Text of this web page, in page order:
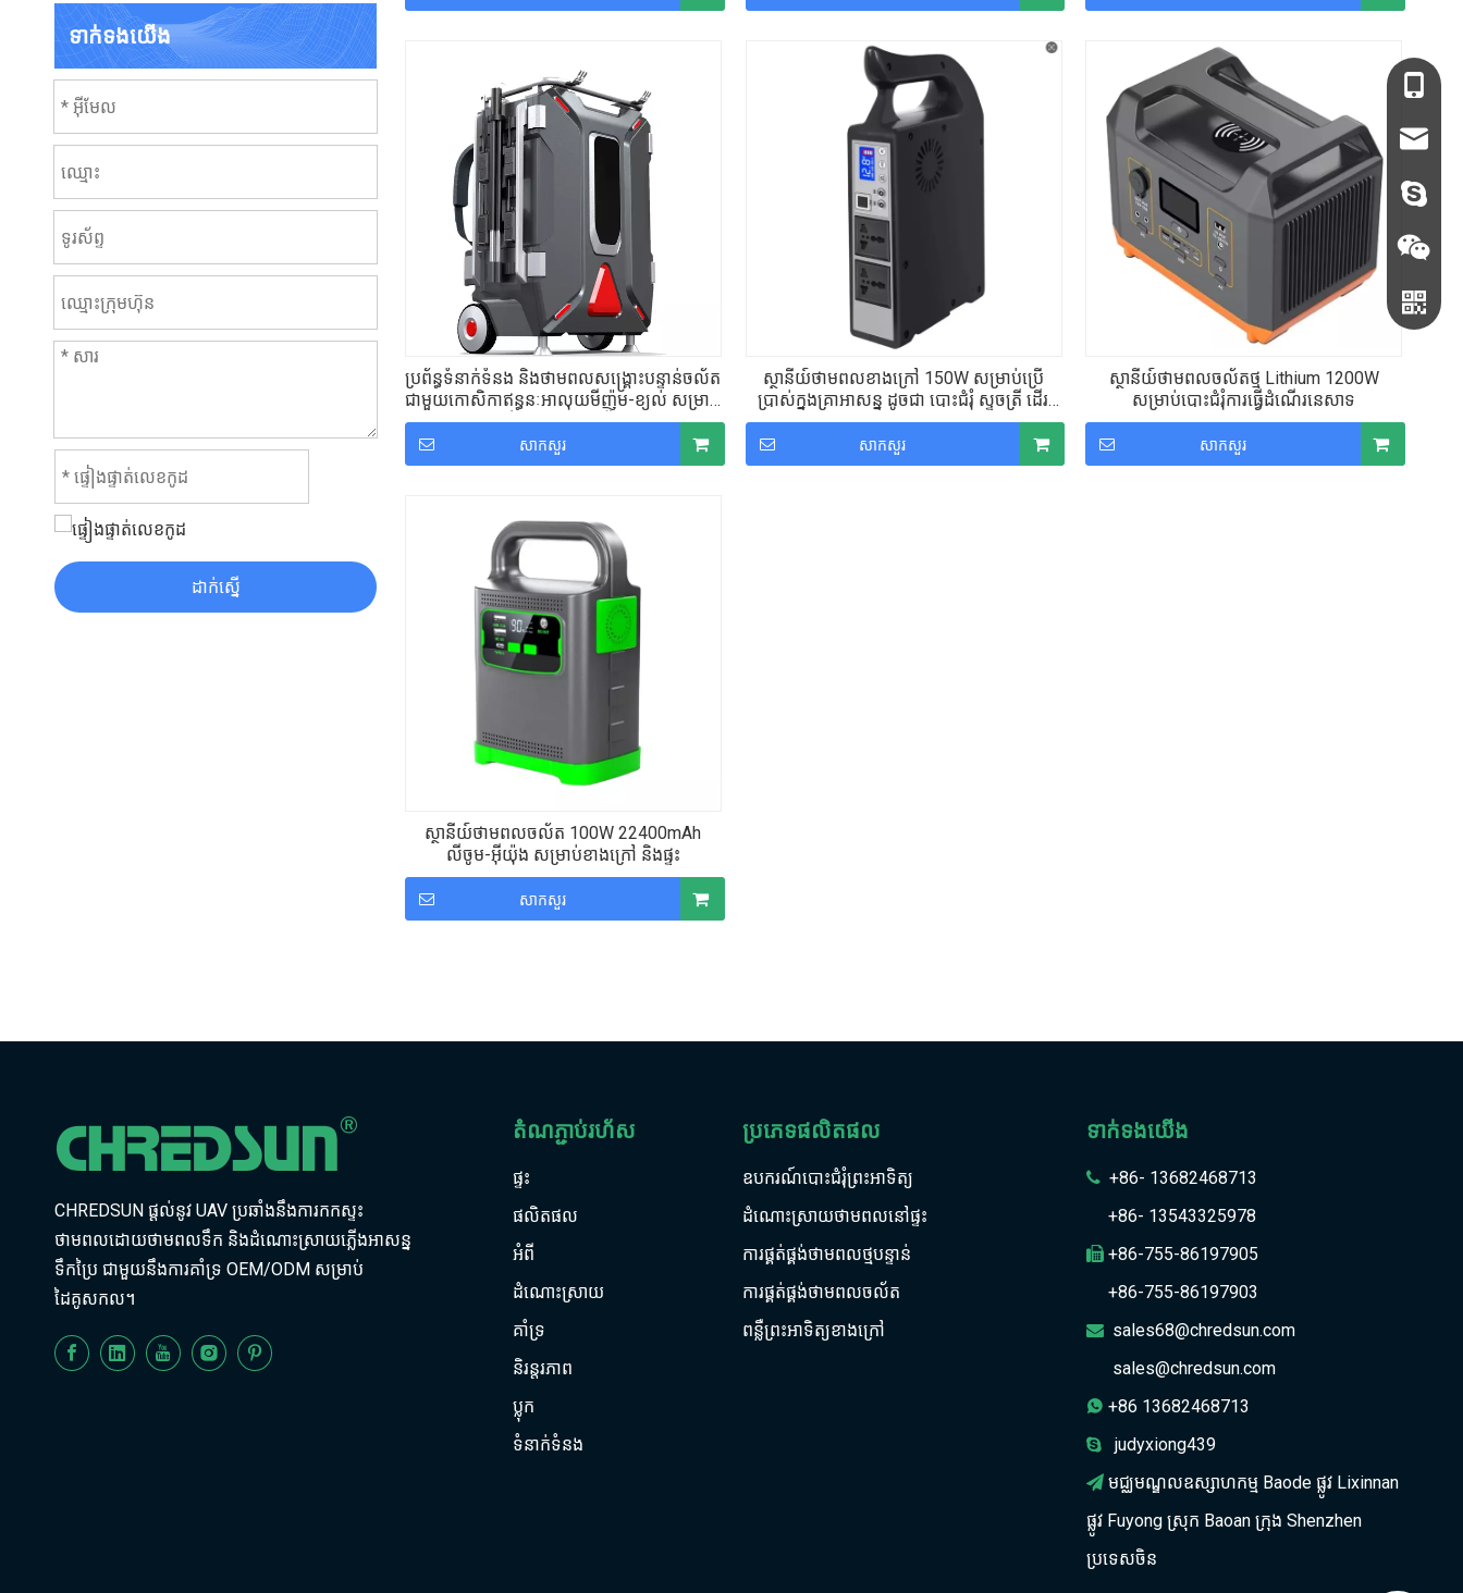
ទាក់ទង​យើង
ដាក់ស្នើ
ប្រព័ន្ធទំនាក់ទំនង និងថាមពលសង្គ្រោះបន្ទាន់ចល័ត
ជាមួយកោសិកាឥន្ធនៈអាលុយមីញ៉ូម-ខ្យល់ សម្រាប់
ការឆ្លើយតបគ្រោះមហន្តរាយ
សាកសួរ
ស្ថានីយ៍ថាមពលខាងក្រៅ 150W សម្រាប់ប្រើ
ប្រាស់ក្នុងគ្រាអាសន្ន ដូចជា បោះជំរុំ ស្ទូចត្រី ដើរ
លេង
សាកសួរ
ស្ថានីយ៍ថាមពលចល័តថ្ម Lithium 1200W
សម្រាប់បោះជំរុំការធ្វើដំណើរនេសាទ
សាកសួរ
ស្ថានីយ៍ថាមពលចល័ត 100W 22400mAh
លីចូម-អ៊ីយ៉ុង សម្រាប់ខាងក្រៅ និងផ្ទះ
សាកសួរ
CHREDSUN ផ្តល់នូវ UAV ប្រឆាំងនឹងការកកស្ទះ
ថាមពលដោយថាមពលទឹក និងដំណោះស្រាយភ្លើងអាសន្ន
ទឹកប្រៃ ជាមួយនឹងការគាំទ្រ OEM/ODM សម្រាប់
ដៃគូសកល។
តំណភ្ជាប់រហ័ស
ផ្ទះ
ផលិតផល
អំពី
ដំណោះស្រាយ
គាំទ្រ
និរន្តរភាព
ប្លុក
ទំនាក់ទំនង
ប្រភេទផលិតផល
ឧបករណ៍បោះជំរុំព្រះអាទិត្យ
ដំណោះស្រាយថាមពលនៅផ្ទះ
ការផ្គត់ផ្គង់ថាមពលថ្មបន្ទាន់
ការផ្គត់ផ្គង់ថាមពលចល័ត
ពន្លឺព្រះអាទិត្យខាងក្រៅ
+86-
+86-
ទាក់ទង​យើង
+86- 13682468713
+86- 13543325978
+86-755-86197905
+86-755-86197903
 sales68@chredsun.com
sales@chredsun.com
 +86 13682468713
 judyxiong439
មជ្ឈមណ្ឌលឧស្សាហកម្ម Baode ផ្លូវ Lixinnan
ផ្លូវ Fuyong ស្រុក Baoan ក្រុង Shenzhen
ប្រទេសចិន